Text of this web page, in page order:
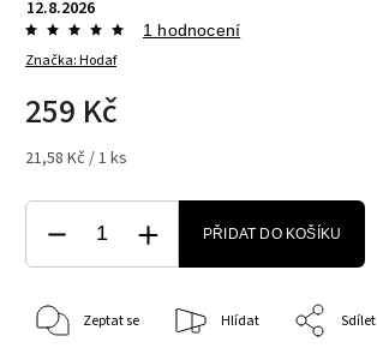
12.8.2026
Značka:Hodaf
1 hodnocení
259 Kč
21,58 Kč / 1 ks
PŘIDAT DO KOŠÍKU
Zeptat se Hlídat Sdílet